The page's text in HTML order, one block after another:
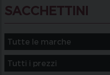
SACCHETTINI